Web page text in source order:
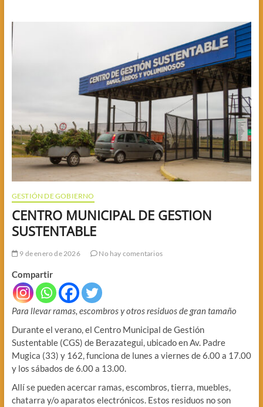
GESTIÓN DE GOBIERNO
CENTRO MUNICIPAL DE GESTION
SUSTENTABLE
9 de enero de 2026 No hay comentarios
Compartir
Para llevar ramas, escombros y otros residuos de gran tamaño
Durante el verano, el Centro Municipal de Gestión
Sustentable (CGS) de Berazategui, ubicado en Av. Padre
Mugica (33) y 162, funciona de lunes a viernes de 6.00 a 17.00
y los sábados de 6.00 a 13.00.
Allí se pueden acercar ramas, escombros, tierra, muebles,
chatarra y/o aparatos electrónicos. Estos residuos no son